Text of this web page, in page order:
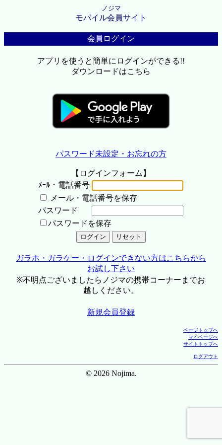
ノジマ
モバイル会員サイト
会員ログイン
アプリを使うと簡単にログインができる!!
ダウンロードはこちら
パスワード未設定・お忘れの方
【ログインフォーム】
ﾒｰﾙ・電話番号
メール・電話番号を保存
パスワード
パスワードを保存
ガラホ・ガラケー・ログインできない方はこちらから
お試し下さい
※不明点ございましたらノジマの携帯コーナーまでお
越しください。
新規会員登録
ページトップへ
マイページへ
サイトトップへ
ログアウト
© 2026 Nojima.